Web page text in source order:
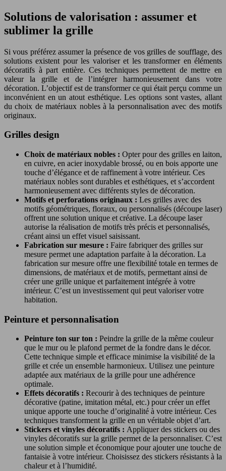
Solutions de valorisation : assumer et
sublimer la grille
Si vous préférez assumer la présence de vos grilles de soufflage, des
solutions existent pour les valoriser et les transformer en éléments
décoratifs à part entière. Ces techniques permettent de mettre en
valeur la grille et de l’intégrer harmonieusement dans votre
décoration. L’objectif est de transformer ce qui était perçu comme un
inconvénient en un atout esthétique. Les options sont vastes, allant
du choix de matériaux nobles à la personnalisation avec des motifs
originaux.
Grilles design
Choix de matériaux nobles : Opter pour des grilles en laiton,
en cuivre, en acier inoxydable brossé, ou en bois apporte une
touche d’élégance et de raffinement à votre intérieur. Ces
matériaux nobles sont durables et esthétiques, et s’accordent
harmonieusement avec différents styles de décoration.
Motifs et perforations originaux : Les grilles avec des
motifs géométriques, floraux, ou personnalisés (découpe laser)
offrent une solution unique et créative. La découpe laser
autorise la réalisation de motifs très précis et personnalisés,
créant ainsi un effet visuel saisissant.
Fabrication sur mesure : Faire fabriquer des grilles sur
mesure permet une adaptation parfaite à la décoration. La
fabrication sur mesure offre une flexibilité totale en termes de
dimensions, de matériaux et de motifs, permettant ainsi de
créer une grille unique et parfaitement intégrée à votre
intérieur. C’est un investissement qui peut valoriser votre
habitation.
Peinture et personnalisation
Peinture ton sur ton : Peindre la grille de la même couleur
que le mur ou le plafond permet de la fondre dans le décor.
Cette technique simple et efficace minimise la visibilité de la
grille et crée un ensemble harmonieux. Utilisez une peinture
adaptée aux matériaux de la grille pour une adhérence
optimale.
Effets décoratifs : Recourir à des techniques de peinture
décorative (patine, imitation métal, etc.) pour créer un effet
unique apporte une touche d’originalité à votre intérieur. Ces
techniques transforment la grille en un véritable objet d’art.
Stickers et vinyles décoratifs : Appliquer des stickers ou des
vinyles décoratifs sur la grille permet de la personnaliser. C’est
une solution simple et économique pour ajouter une touche de
fantaisie à votre intérieur. Choisissez des stickers résistants à la
chaleur et à l’humidité.